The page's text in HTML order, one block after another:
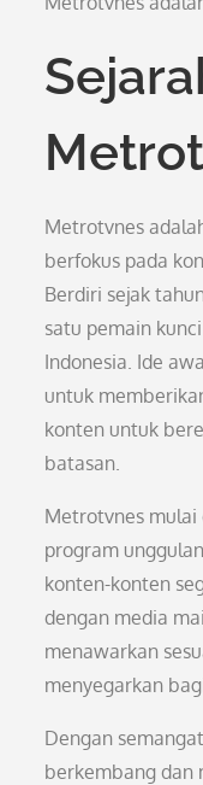
Metrotvnes
berfokus pada
Berdiri sejak
satu pemain
Indonesia. Ide
untuk
konten untuk
batasan.
Metrotvnes
program
konten-konten
dengan media
menawarkan
menyegarkan
Dengan
berkembang dan